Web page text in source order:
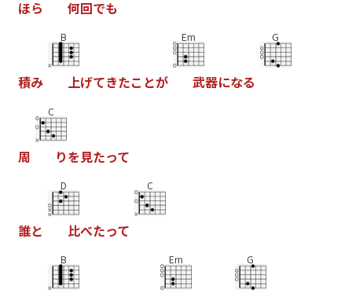
ほら 何回でも
積み
B
上げてきたこ とが
Em
武器になる
G
周
C
りを見たって
誰と
D
比べたって
C
B Em G